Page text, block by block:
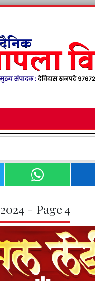
- Page 4